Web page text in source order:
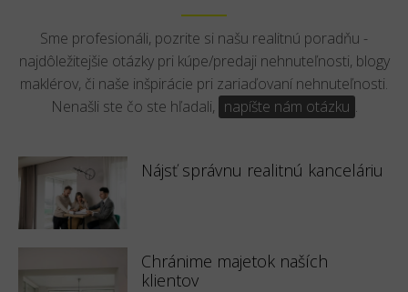
Sme profesionáli, pozrite si našu realitnú poradňu -
najdôležitejšie otázky pri kúpe/predaji nehnuteľnosti, blogy
maklérov, či naše inšpirácie pri zariaďovaní nehnuteľnosti.
Nenašli ste čo ste hľadali, napíšte nám otázku .
Nájsť správnu realitnú kanceláriu
Chránime majetok naších
klientov